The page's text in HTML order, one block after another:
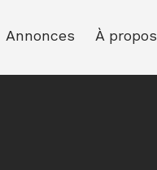
Annonces À propos